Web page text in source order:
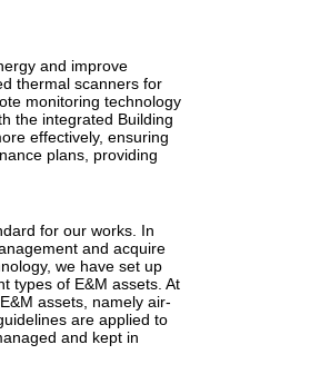
and improve
thermal scanners for
monitoring technology
the integrated Building
effectively, ensuring
plans, providing
for our works. In
and acquire
we have set up
types of E&M assets. At
assets, namely air-
are applied to
and kept in